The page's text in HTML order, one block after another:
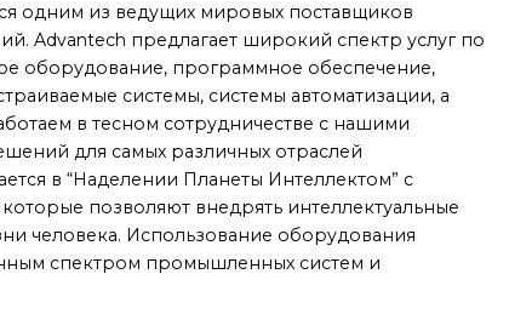
одним из ведущих мировых поставщиков
Advantech предлагает широкий спектр услуг по
оборудование, программное обеспечение,
системы, системы автоматизации, а
в тесном сотрудничестве с нашими
для самых различных отраслей
в “Наделении Планеты Интеллектом” с
позволяют внедрять интеллектуальные
человека. Использование оборудования
спектром промышленных систем и